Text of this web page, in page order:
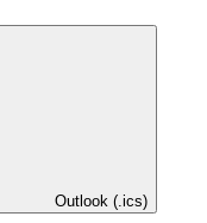
Outlook (.ics)